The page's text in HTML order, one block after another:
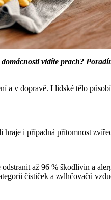
vidíte prach?
v dopravě. I lidské tělo
i případná přítomnost
až 96 % škodlivin a
čističek a zvlhčovačů